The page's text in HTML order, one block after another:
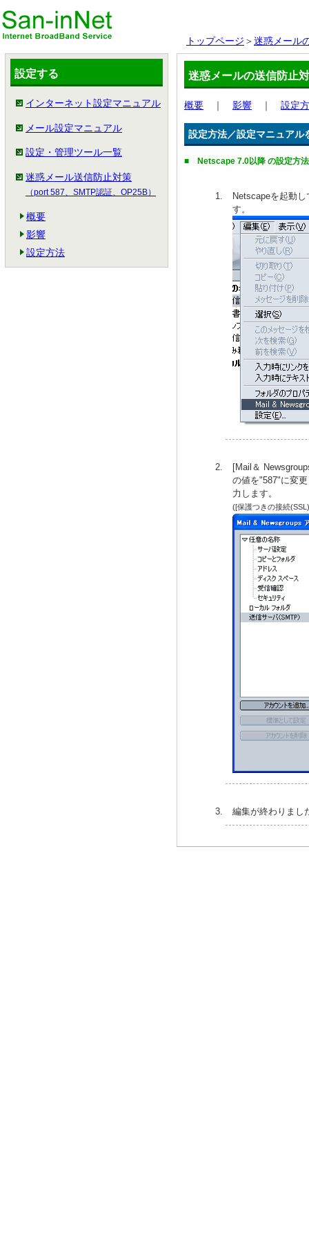
トップページ ＞迷惑メール
設定する
インターネット設定マニュアル
メール設定マニュアル
設定・管理ツール一覧
迷惑メール送信防止対策
（port 587、SMTP認証、OP25B）
概要
影響
設定方法
迷惑メールの送信防止
概要 ｜ 影響 ｜ 設定
設定方法／設定マニュアル
■ Netscape 7.0以降 の設定方法
Netscapeを起動
す。
[Mail＆
の値を"587"に変
力します。
([保護つきの接続
編集が終わりまし